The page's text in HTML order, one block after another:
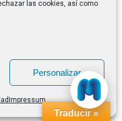
las cookies, así como
Personalizar
Impressum
Traducir »